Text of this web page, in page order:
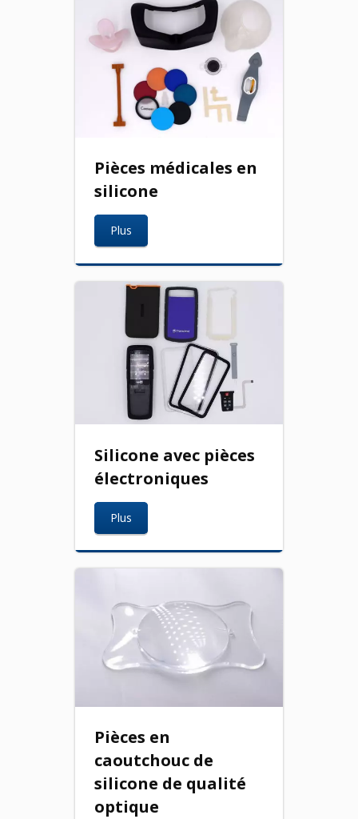
Pièces médicales en
silicone
Plus
Silicone avec pièces
électroniques
Plus
Pièces en
caoutchouc de
silicone de qualité
optique